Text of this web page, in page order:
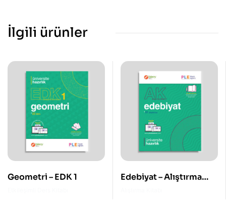
İlgili ürünler
Geometri – EDK 1
Edebiyat – Alıştırma